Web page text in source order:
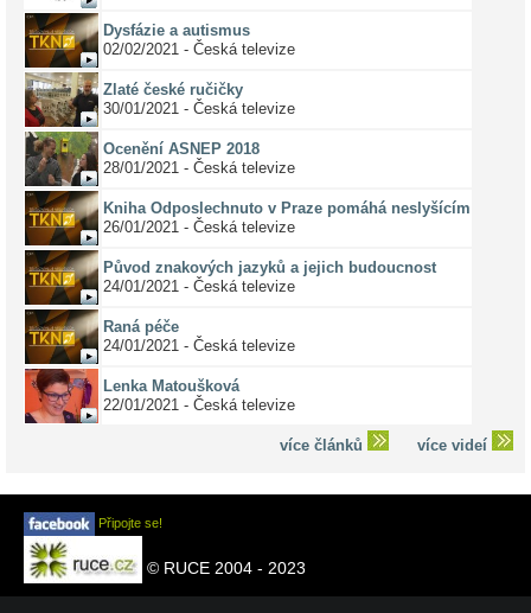
Dysfázie a autismus
02/02/2021 - Česká televize
Zlaté české ručičky
30/01/2021 - Česká televize
Ocenění ASNEP 2018
28/01/2021 - Česká televize
Kniha Odposlechnuto v Praze pomáhá neslyšícím
26/01/2021 - Česká televize
Původ znakových jazyků a jejich budoucnost
24/01/2021 - Česká televize
Raná péče
24/01/2021 - Česká televize
Lenka Matoušková
22/01/2021 - Česká televize
více článků více videí
Připojte se!
© RUCE 2004 - 2023